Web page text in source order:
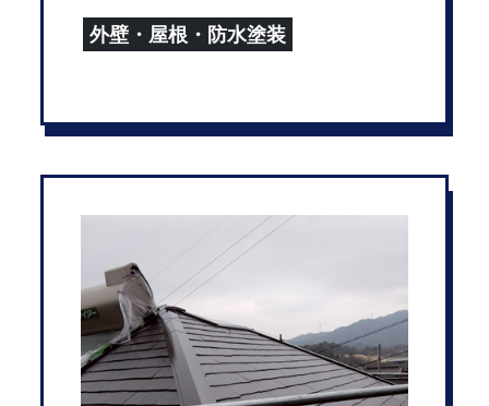
外壁・屋根・防水塗装